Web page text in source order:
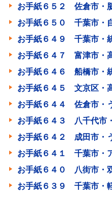
お手紙６５２ 佐倉市・
お手紙６５０ 千葉市・
お手紙６４９ 千葉市・
お手紙６４７ 富津市・
お手紙６４６ 船橋市・
お手紙６４５ 文京区・
お手紙６４４ 佐倉市・
お手紙６４３ 八千代市
お手紙６４２ 成田市・
お手紙６４１ 千葉市・
お手紙６４０ 八街市・
お手紙６３９ 千葉市・